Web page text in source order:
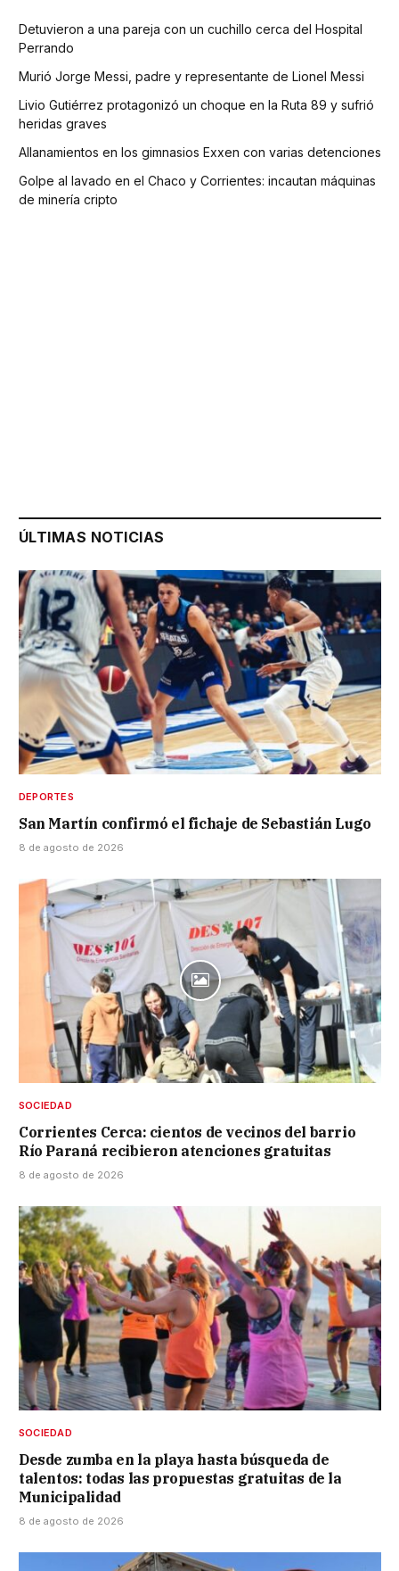
Detuvieron a una pareja con un cuchillo cerca del Hospital
Perrando
Murió Jorge Messi, padre y representante de Lionel Messi
Livio Gutiérrez protagonizó un choque en la Ruta 89 y sufrió
heridas graves
Allanamientos en los gimnasios Exxen con varias detenciones
Golpe al lavado en el Chaco y Corrientes: incautan máquinas
de minería cripto
ÚLTIMAS NOTICIAS
DEPORTES
San Martín confirmó el fichaje de Sebastián Lugo
8 de agosto de 2026
SOCIEDAD
Corrientes Cerca: cientos de vecinos del barrio
Río Paraná recibieron atenciones gratuitas
8 de agosto de 2026
SOCIEDAD
Desde zumba en la playa hasta búsqueda de
talentos: todas las propuestas gratuitas de la
Municipalidad
8 de agosto de 2026